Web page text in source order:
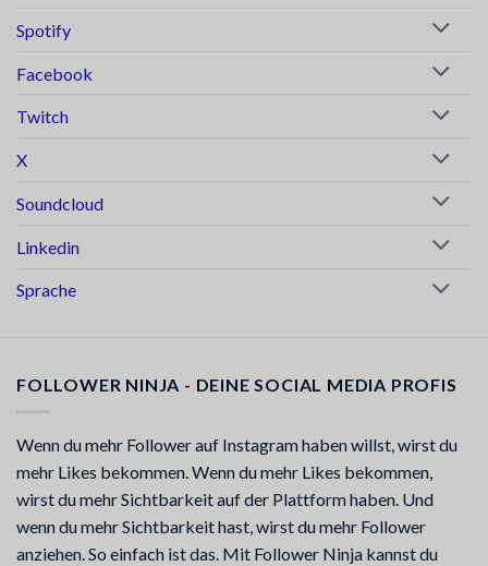
Spotify
Facebook
Twitch
X
Soundcloud
Linkedin
Sprache
FOLLOWER NINJA - DEINE SOCIAL MEDIA PROFIS
Wenn du mehr Follower auf Instagram haben willst, wirst du
mehr Likes bekommen. Wenn du mehr Likes bekommen,
wirst du mehr Sichtbarkeit auf der Plattform haben. Und
wenn du mehr Sichtbarkeit hast, wirst du mehr Follower
anziehen. So einfach ist das. Mit Follower Ninja kannst du